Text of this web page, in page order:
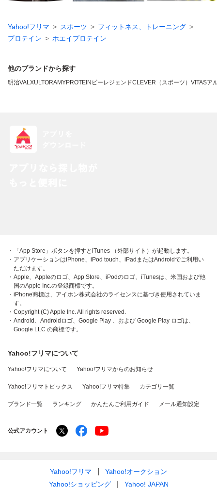
Yahoo!フリマ スポーツ
フィットネス、トレーニング
プロテイン
ホエイプロテイン
他のブランドから探す
明治VALXULTORAMYPROTEIN ビーレジェンドCLEVER（スポーツ） VITASア
・「App Store」ボタンを押すとiTunes （外部サイト）が起動します。
・アプリケーションはiPhone、iPod touch、iPadまたはAndroidでご利用い
ただけます。
・Apple、Appleのロゴ、App Store、iPodのロゴ、iTunesは、米国および他
国のApple Inc.の登録商標です。
・iPhone商標は、アイホン株式会社のライセンスに基づき使用されていま
す。
・Copyright (C) Apple Inc. All rights reserved.
・Android、Androidロゴ、Google Play 、および Google Play ロゴは、
Google LLC の商標です。
Yahoo!フリマについて
Yahoo!フリマについて Yahoo!フリマからのお知らせ
Yahoo!フリマトピックス Yahoo!フリマ特集 カテゴリ一覧
ブランド一覧 ランキング かんたんご利用ガイド メール通知設定
公式アカウント
Yahoo!フリマ
Yahoo!オークション
Yahoo!ショッピング
Yahoo! JAPAN